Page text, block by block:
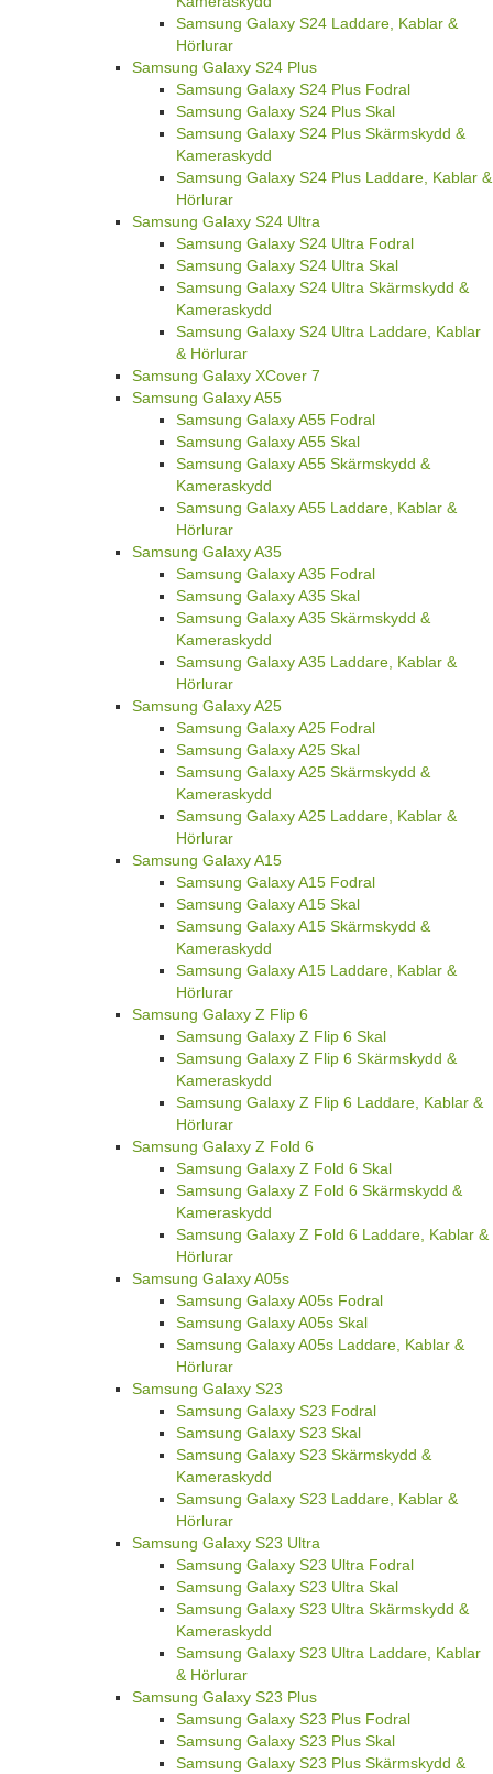
Samsung Galaxy S24 Laddare, Kablar &
Hörlurar
Samsung Galaxy S24 Plus
Samsung Galaxy S24 Plus Fodral
Samsung Galaxy S24 Plus Skal
Samsung Galaxy S24 Plus Skärmskydd &
Kameraskydd
Samsung Galaxy S24 Plus Laddare, Kablar &
Hörlurar
Samsung Galaxy S24 Ultra
Samsung Galaxy S24 Ultra Fodral
Samsung Galaxy S24 Ultra Skal
Samsung Galaxy S24 Ultra Skärmskydd &
Kameraskydd
Samsung Galaxy S24 Ultra Laddare, Kablar
& Hörlurar
Samsung Galaxy XCover 7
Samsung Galaxy A55
Samsung Galaxy A55 Fodral
Samsung Galaxy A55 Skal
Samsung Galaxy A55 Skärmskydd &
Kameraskydd
Samsung Galaxy A55 Laddare, Kablar &
Hörlurar
Samsung Galaxy A35
Samsung Galaxy A35 Fodral
Samsung Galaxy A35 Skal
Samsung Galaxy A35 Skärmskydd &
Kameraskydd
Samsung Galaxy A35 Laddare, Kablar &
Hörlurar
Samsung Galaxy A25
Samsung Galaxy A25 Fodral
Samsung Galaxy A25 Skal
Samsung Galaxy A25 Skärmskydd &
Kameraskydd
Samsung Galaxy A25 Laddare, Kablar &
Hörlurar
Samsung Galaxy A15
Samsung Galaxy A15 Fodral
Samsung Galaxy A15 Skal
Samsung Galaxy A15 Skärmskydd &
Kameraskydd
Samsung Galaxy A15 Laddare, Kablar &
Hörlurar
Samsung Galaxy Z Flip 6
Samsung Galaxy Z Flip 6 Skal
Samsung Galaxy Z Flip 6 Skärmskydd &
Kameraskydd
Samsung Galaxy Z Flip 6 Laddare, Kablar &
Hörlurar
Samsung Galaxy Z Fold 6
Samsung Galaxy Z Fold 6 Skal
Samsung Galaxy Z Fold 6 Skärmskydd &
Kameraskydd
Samsung Galaxy Z Fold 6 Laddare, Kablar &
Hörlurar
Samsung Galaxy A05s
Samsung Galaxy A05s Fodral
Samsung Galaxy A05s Skal
Samsung Galaxy A05s Laddare, Kablar &
Hörlurar
Samsung Galaxy S23
Samsung Galaxy S23 Fodral
Samsung Galaxy S23 Skal
Samsung Galaxy S23 Skärmskydd &
Kameraskydd
Samsung Galaxy S23 Laddare, Kablar &
Hörlurar
Samsung Galaxy S23 Ultra
Samsung Galaxy S23 Ultra Fodral
Samsung Galaxy S23 Ultra Skal
Samsung Galaxy S23 Ultra Skärmskydd &
Kameraskydd
Samsung Galaxy S23 Ultra Laddare, Kablar
& Hörlurar
Samsung Galaxy S23 Plus
Samsung Galaxy S23 Plus Fodral
Samsung Galaxy S23 Plus Skal
Samsung Galaxy S23 Plus Skärmskydd &